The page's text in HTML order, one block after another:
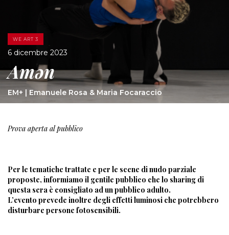
WE ART 3
6 dicembre 2023
Amən
EM+ | Emanuele Rosa & Maria Focaraccio
Prova aperta al pubblico
Per le tematiche trattate e per le scene di nudo parziale
proposte, informiamo il gentile pubblico che lo sharing di
questa sera è consigliato ad un pubblico adulto.
L’evento prevede inoltre degli effetti luminosi che potrebbero
disturbare persone fotosensibili.